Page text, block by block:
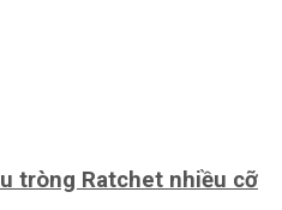
tròng Ratchet nhiều cỡ